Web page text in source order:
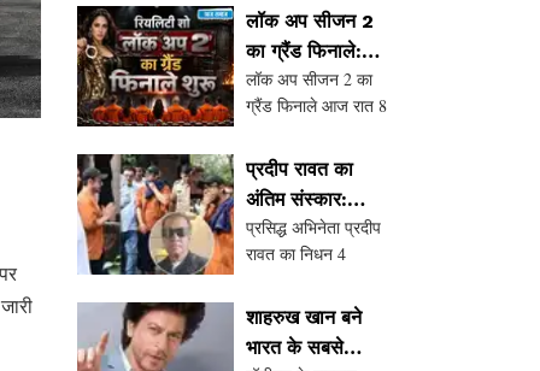
लॉक अप सीजन 2
का ग्रैंड फिनाले:
विजेता का ऐलान
आज रात
लॉक अप सीजन 2 का
ग्रैंड फिनाले आज रात 8
प्रसारित होगा। इस शो
में कंटेस्टेंट्स ने कई
चुनौतियों का सामना
किया है, और अब दर्शकों
को इंतजार है यह जानने
जीतेगा और ₹1 करोड़
प्रदीप रावत का
अंतिम संस्कार:
आमिर खान और
अन्य सितारों ने दी
प्रसिद्ध अभिनेता प्रदीप
रावत का निधन 4
उनके अंतिम संस्कार में
कई फिल्मी सितारे शामिल
हुए, जिनमें आमिर खान
शाहरुख खान बने
भारत के सबसे